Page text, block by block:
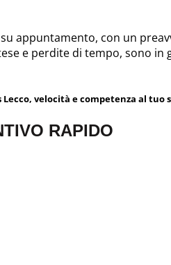
appuntamento, con un
e perdite di tempo, sono
Lecco, velocità e competenza al tuo
RAPIDO